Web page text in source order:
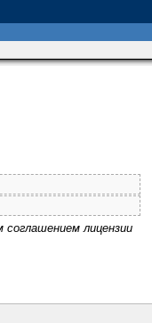
лицензии